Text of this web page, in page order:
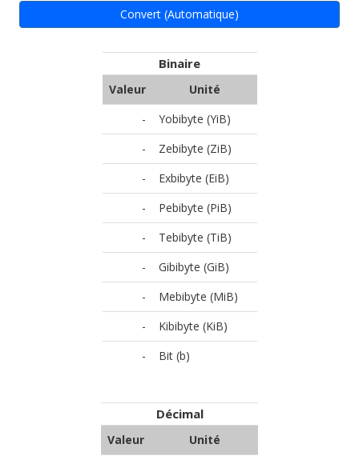
Convert (Automatique)
Binaire
Valeur
Unité
-
Yobibyte (YiB)
-
Zebibyte (ZiB)
-
Exbibyte (EiB)
-
Pebibyte (PiB)
-
Tebibyte (TiB)
-
Gibibyte (GiB)
-
Mebibyte (MiB)
-
Kibibyte (KiB)
-
Bit (b)
Décimal
Valeur
Unité